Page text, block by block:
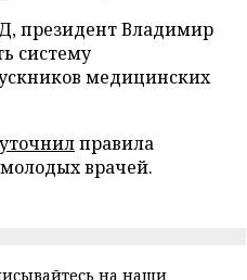
президент Владимир
систему
медицинских
уточнилправила
врачей.
на наши